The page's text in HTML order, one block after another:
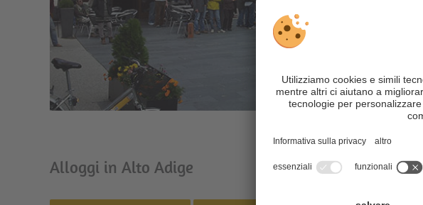
Alloggi in Alto Adige